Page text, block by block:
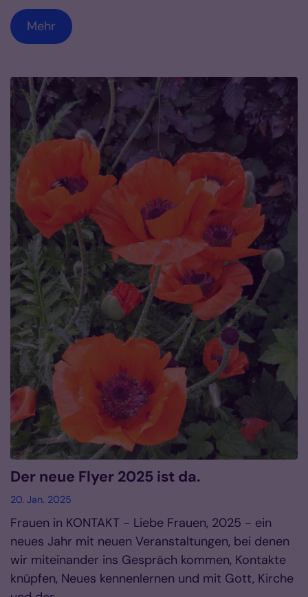
Mehr
Der neue Flyer 2025 ist da.
20. Jan. 2025
Frauen in KONTAKT - Liebe Frauen, 2025 - ein
neues Jahr mit neuen Veranstaltungen, bei denen
wir miteinander ins Gespräch kommen, Kontakte
knüpfen, Neues kennenlernen und mit Gott, Kirche